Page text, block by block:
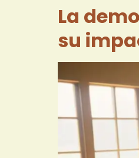
La
su